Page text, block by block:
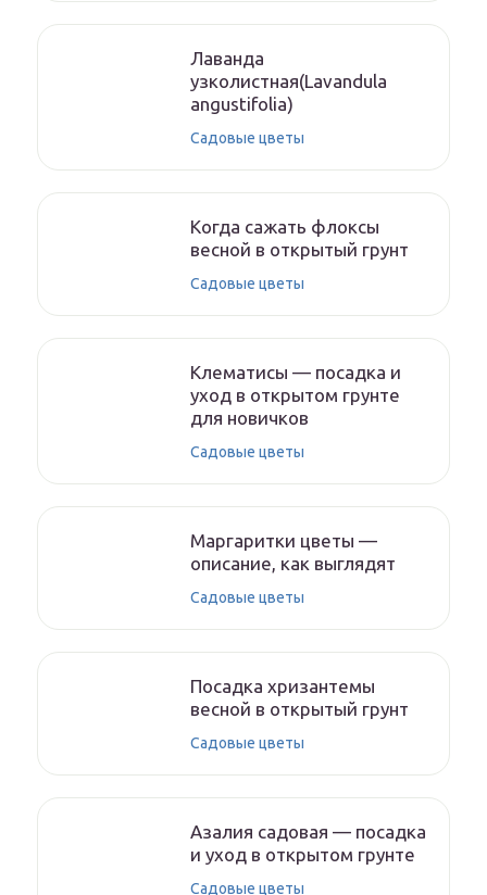
Лаванда
узколистная(Lavandula
angustifolia)
Садовые цветы
Когда сажать флоксы
весной в открытый грунт
Садовые цветы
Клематисы — посадка и
уход в открытом грунте
для новичков
Садовые цветы
Маргаритки цветы —
описание, как выглядят
Садовые цветы
Посадка хризантемы
весной в открытый грунт
Садовые цветы
Азалия садовая — посадка
и уход в открытом грунте
Садовые цветы